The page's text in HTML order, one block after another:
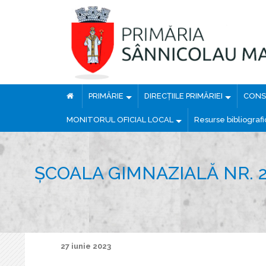
PRIMĂRIE DIRECȚIILE PRIMĂRIEI
MONITORUL OFICIAL LOCAL Resurse
ȘCOALA GIMNAZIALĂ NR.
27 iunie 2023